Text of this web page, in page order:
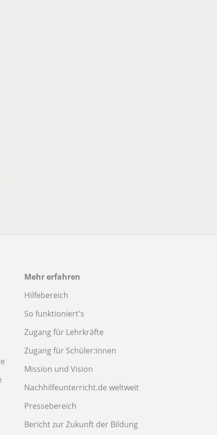
Mehr erfahren
Hilfebereich
So funktioniert's
Zugang für Lehrkräfte
Zugang für Schüler:innen
Mission und Vision
Nachhilfeunterricht.de weltweit
Pressebereich
Bericht zur Zukunft der Bildung